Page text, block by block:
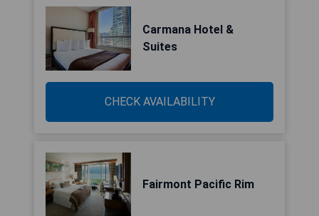
Carmana Hotel &
Suites
CHECK AVAILABILITY
Fairmont Pacific Rim